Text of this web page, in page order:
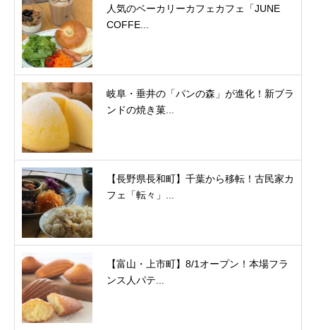
人気のベーカリーカフェカフェ「JUNE
COFFE...
岐阜・垂井の「パンの森」が進化！新ブラ
ンドの焼き菓...
【長野県長和町】千葉から移転！古民家カ
フェ「転々」...
【富山・上市町】8/1オープン！本場フラ
ンス人パテ...